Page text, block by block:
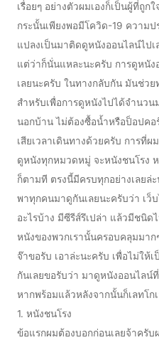
เรื่อยๆ อย่างตัวผมเองก็เป็นผู้ที่ถู
กระนั้นเพียงพอมีโควิด-19 ความ
แปลงเป็นมาติดดูหนังออนไลน์ไปเ
แต่ว่าก็นั่นแหละนะครับ การดูหนัง
เลยนะครับ ในทางกลับกัน มันช่ว
สำหรับเพื่อการดูหนังไปได้จำนว
นอกบ้าน ไม่ต้องซื้อน้ำหรือป็อปคอ
เสียเวลาเดินทางด้วยครับ การที่
ดูหนังทุกหมวดหมู่ จะหนังชนโรง
ก็ตามที ตรงนี้มีครบทุกอย่างเลยล่
พาทุกคนมาดูกันเลยนะครับว่า เว็
อะไรบ้าง มีซีรีส์รึเปล่า แล้วมีชนิ
หนังของพวกเรานั้นครอบคลุมมาก
จ๊าขอรับ เอาล่ะนะครับ เพื่อไม่ให้เ
กันเลยขอรับว่า มาดูหนังออนไลน์
หากพร้อมแล้วหลังจากนั้นก็เลทโก
1. หนังชนโรง
ข้อแรกผมต้องบอกก่อนเลยจ้าครับ